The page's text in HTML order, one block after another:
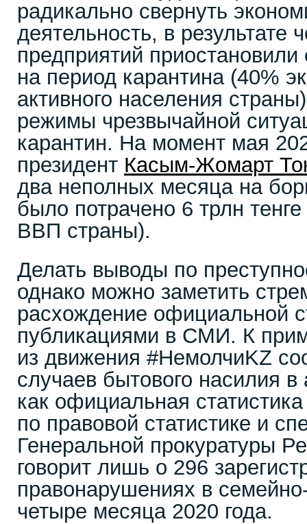
радикально свернуть
деятельность, в результате
предприятий
на период карантина (40%
активного населения
режимы чрезвычайной
карантин. На момент мая
президент Касым-Жомарт
два неполных месяца на
было потрачено 6 трлн
ВВП страны).
Делать выводы по
однако можно заметить
расхождение официальной
публикациями в СМИ. К
из движения #НемолчиKZ
случаев бытового насилия
как официальная
по правовой статистике и
Генеральной прокуратуры
говорит лишь о 296
правонарушениях в
четыре месяца 2020 года.